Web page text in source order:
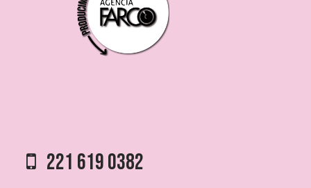
221 619 0382